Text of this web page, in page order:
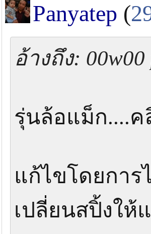
Panyatep (
อ้างถึง:
รุ่นล้อแม็ก....ค
แก้ไขโดยการ
เปลี่ยนสปิ้งให้